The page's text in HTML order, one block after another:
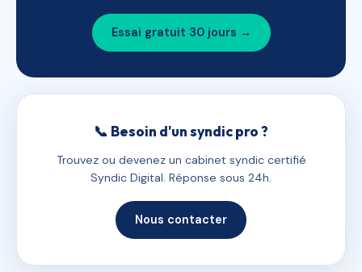
Essai gratuit 30 jours →
📞 Besoin d'un syndic pro ?
Trouvez ou devenez un cabinet syndic certifié
Syndic Digital. Réponse sous 24h.
Nous contacter